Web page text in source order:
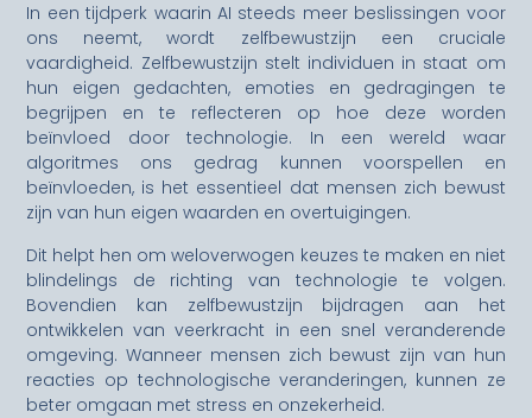
In een tijdperk waarin AI steeds meer beslissingen voor
ons neemt, wordt zelfbewustzijn een cruciale
vaardigheid. Zelfbewustzijn stelt individuen in staat om
hun eigen gedachten, emoties en gedragingen te
begrijpen en te reflecteren op hoe deze worden
beïnvloed door technologie. In een wereld waar
algoritmes ons gedrag kunnen voorspellen en
beïnvloeden, is het essentieel dat mensen zich bewust
zijn van hun eigen waarden en overtuigingen.
Dit helpt hen om weloverwogen keuzes te maken en niet
blindelings de richting van technologie te volgen.
Bovendien kan zelfbewustzijn bijdragen aan het
ontwikkelen van veerkracht in een snel veranderende
omgeving. Wanneer mensen zich bewust zijn van hun
reacties op technologische veranderingen, kunnen ze
beter omgaan met stress en onzekerheid.